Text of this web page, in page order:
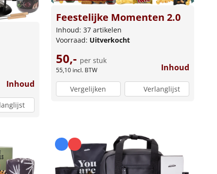
Inhoud
Feestelijke Momenten 2.0
Inhoud: 37 artikelen
Voorraad: Uitverkocht
50,- per stuk
55,10 incl. BTW Inhoud
Vergelijken Verlanglijst